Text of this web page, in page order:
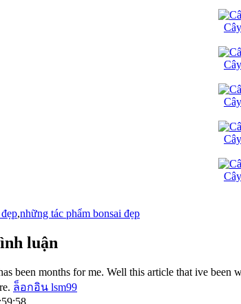
,những tác phẩm bonsai đẹp
luận
been months for me. Well this article that ive
ล็อกอิน lsm99